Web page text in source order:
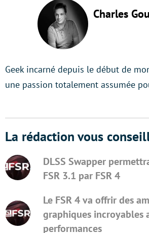
Charles
Geek incarné depuis le début de
une passion totalement assumée
La rédaction vous
DLSS Swapper
FSR 3.1 par FSR 4
Le FSR 4 va offrir des
graphiques incroyables
performances